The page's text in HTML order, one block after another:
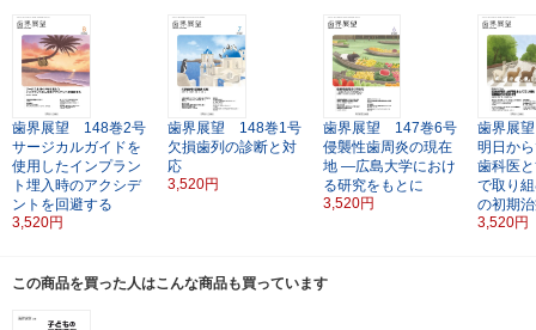
歯界展望 148巻2号
サージカルガイドを
使用したインプラン
ト埋入時のアクシデ
ントを回避する
3,520円
歯界展望 148巻1号
欠損歯列の診断と対
応
3,520円
歯界展望 147巻6号
侵襲性歯周炎の現在
地 ―広島大学におけ
る研究をもとに
3,520円
歯界展
明日か
歯科医
で取り
の初期
3,520円
この商品を買った人はこんな商品も買っています